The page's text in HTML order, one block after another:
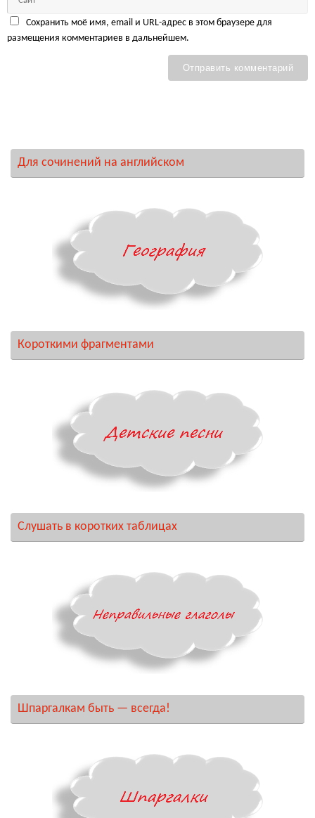
Сохранить моё имя, email и URL-адрес в этом браузере для
размещения комментариев в дальнейшем.
Для сочинений на английском
Короткими фрагментами
Слушать в коротких таблицах
Шпаргалкам быть — всегда!